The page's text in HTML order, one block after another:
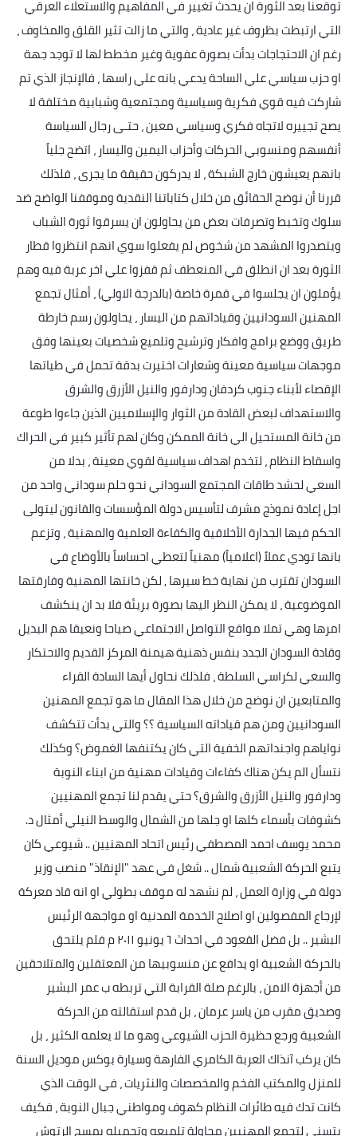
توقعنا بعد الثورة ان يحدث تغيير في المفاهيم والاستعلاء العرقي
التي ارتبطت بظروف غير عادية ، والتي ما زالت تثير القلق والمخاوف ،
رغم ان الاحتجاجات بدأت بصورة عفوية وغير مخطط لها لا توجد جهة
او حزب سياسي علي الساحة يدعي بانه علي راسها ، فالإنجاز الذي تم
شاركت فيه قوي فكرية وسياسية ومجتمعية وشبابية مختلفة لا
يصح تجييره لاتجاه فكري وسياسي معين ، حتـى رجال السياسة
أنفسهم ومنسوبي الحركات وأحزاب اليمين واليسار ، اتضح جلياً
بانهم يعيشون خارج الشبكة ، لا يدركون حقيقة ما يجرى ، فلذلك
قررنا أن نوضح الحقائق من خلال كتاباتنا النقدية وموقفنا الواضح ضد
سلوك وتخبط وتصرفات بعض من يحاولون ان يسرقوا ثورة الشباب
ويتصدروا المشهد من شخوص لم يفعلوا سوي انهم انتظروا قطار
الثورة بعد ان انطلق في المنعطف ثم قفزوا علي اخر عربة فيه وهم
يؤملون ان يجلسوا في قمرة خاصة (بالدرجة الاولي) ، أمثال تجمع
المهنين السودانيين وقياداتهم من اليسار ، يحاولون رسم خارطة
طريق ووضع برامج وافكار وترشيح وتلميع شخصيات بعينها وفق
موجهات سياسية معينة وشعارات اختيرت بدقة تحمل في طياتها
الإقصاء لأبناء جنوب كردفان ودارفور والنيل الأزرق والشرق
والاستهداف لبعض القادة من الثوار والإسلاميين الذين جاءوا طوعة
من خانة المستحيل الي خانة الممكن وكان لهم تأثير كبير في الحراك
واسقاط النظام ، لتخدم اهداف سياسية لقوي معينة ، بدلا من
السعي لحشد طاقات المجتمع السوداني نحو حلم سوداني واحد من
اجل إعادة نموذج مشرف لتأسيس دولة المؤسسات والقانون ليتولى
الحكم فيها الجدارة الأخلاقية والكفاءة العلمية والمهنية ، وتزعم
بانها تودي عملاً (اعلامياً) مهنياً لتعطي احساساً بالأوضاع في
السودان تقترب من نهاية خط سيرها ٫ لكن خانتها المهنية وفارقتها
الموضوعية ، لا يمكن النظر اليها بصورة بريئة فلا بد ان ينكشف
امرها وهي تملا مواقع التواصل الاجتماعي صياحا ونعيقا هم البديل
وقادة السودان الجدد بنفس ذهنية هيمنة المركز القديم والاحتكار
والسعي لكراسي السلطة ، فلذلك نحاول أيها السادة القراء
والمتابعين ان نوضح من خلال هذا المقال ما هو تجمع المهنين
السودانيين ومن هم قياداته السياسية ؟؟ والتي بدأت تتكشف
نواياهم واجنداتهم الخفية التي كان يكتنفها الغموض؟ وكذلك
نتسأل الم يكن هناك كفاءات وقيادات مهنية من ابناء النوبة
ودارفور والنيل الأزرق والشرق؟ حتي يقدم لنا تجمع المهنيين
كشوفات بأسماء كلها او جلها من الشمال والوسط النيلي أمثال د.
محمد يوسف احمد المصطفي رئيس اتحاد المهنيين .. شيوعي كان
يتبع الحركة الشعبية شمال .. شغل في عهد "الإنقاذ" منصب وزير
دولة في وزارة العمل ، لم نشهد له موقف بطولي او انه قاد معركة
لإرجاع المفصولين او اصلاح الخدمة المدنية او مواجهة الرئيس
البشير .. بل فضل القعود في احداث ٦ يونيو ٢٠١١ م فلم يلتحق
بالحركة الشعبية او يدافع عن منسوبيها من المعتقلين والمتلاحقين
من أجهزة الامن ، بالرغم صلة القرابة التي تربطه ب عمر البشير
وصديق مقرب من ياسر عرمان ، بل قدم استقالته من الحركة
الشعبية ورجع حظيرة الحزب الشيوعي وهو ما لا يعلمه الكثير ، بل
كان يركب آنذاك العربة الكامري الفارهة وسيارة بوكس موديل السنة
للمنزل والمكتب الفخم والمخصصات والنثريات ، في الوقت الذي
كانت تدك فيه طائرات النظام كهوف ومواطني جبال النوبة ، فكيف
يتسنى لتجمع المهنيين محاولة تلميعه وتجميله بمسح الرتوش